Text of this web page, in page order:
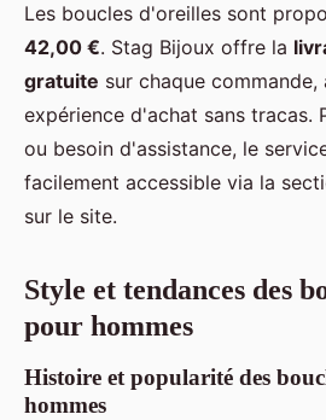
Les boucles d'oreilles sont
42,00 €. Stag Bijoux offre la
gratuite sur chaque commande,
expérience d'achat sans tracas.
ou besoin d'assistance, le
facilement accessible via la
sur le site.
Style et tendances des
pour hommes
Histoire et popularité des
hommes